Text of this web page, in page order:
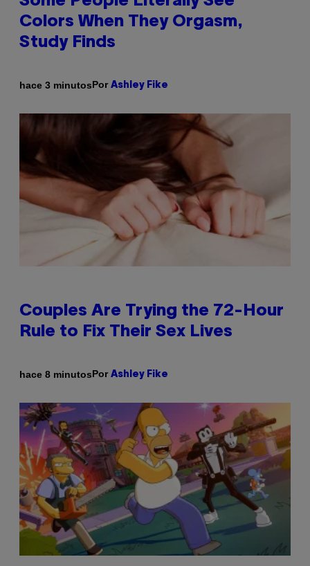
Colors When They Orgasm,
Study Finds
hace 3 minutosPor Ashley Fike
Couples Are Trying the 72-Hour
Rule to Fix Their Sex Lives
hace 8 minutosPor Ashley Fike